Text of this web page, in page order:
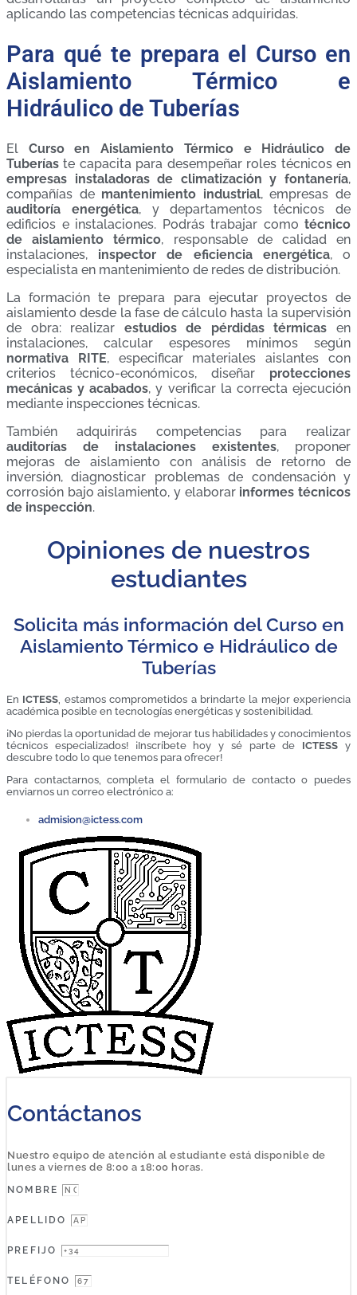
aplicando las competencias técnicas adquiridas.
Para qué te prepara el Curso en
Aislamiento Térmico e
Hidráulico de Tuberías
El Curso en Aislamiento Térmico e Hidráulico de
Tuberías te capacita para desempeñar roles técnicos en
empresas instaladoras de climatización y fontanería,
compañías de mantenimiento industrial, empresas de
auditoría energética, y departamentos técnicos de
edificios e instalaciones. Podrás trabajar como técnico
de aislamiento térmico, responsable de calidad en
instalaciones, inspector de eficiencia energética, o
especialista en mantenimiento de redes de distribución.
La formación te prepara para ejecutar proyectos de
aislamiento desde la fase de cálculo hasta la supervisión
de obra: realizar estudios de pérdidas térmicas en
instalaciones, calcular espesores mínimos según
normativa RITE, especificar materiales aislantes con
criterios técnico-económicos, diseñar protecciones
mecánicas y acabados, y verificar la correcta ejecución
mediante inspecciones técnicas.
También adquirirás competencias para realizar
auditorías de instalaciones existentes, proponer
mejoras de aislamiento con análisis de retorno de
inversión, diagnosticar problemas de condensación y
corrosión bajo aislamiento, y elaborar informes técnicos
de inspección.
Opiniones de nuestros
estudiantes
Solicita más información del Curso en
Aislamiento Térmico e Hidráulico de
Tuberías
En ICTESS , estamos comprometidos a brindarte la mejor experiencia
académica posible en tecnologías energéticas y sostenibilidad.
¡No pierdas la oportunidad de mejorar tus habilidades y conocimientos
técnicos especializados! ¡Inscríbete hoy y sé parte de ICTESS y
descubre todo lo que tenemos para ofrecer!
Para contactarnos, completa el formulario de contacto o puedes
enviarnos un correo electrónico a:
admision@ictess.com
Contáctanos
Nuestro equipo de atención al estudiante está disponible de
lunes a viernes de 8:00 a 18:00 horas.
NOMBRE
APELLIDO
PREFIJO
TELÉFONO